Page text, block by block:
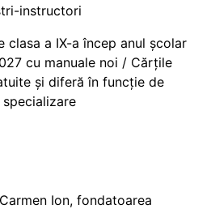
instructori
clasa a IX-a încep anul școlar
cu manuale noi / Cărțile
și diferă în funcție de
Ion, fondatoarea